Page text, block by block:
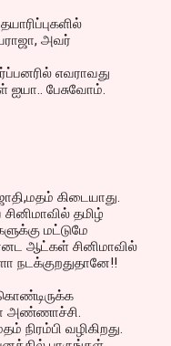
அவர்
எவராவது
ஐயா.. பேசுவோம்.
கிடையாது.
தமிழ்
மட்டுமே
ஆட்கள் சினிமாவில்
நடக்குறதுதானே!!
அண்ணாச்சி.
நிரம்பி வழிகிறது.